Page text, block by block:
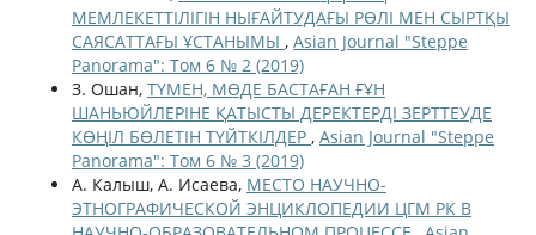
МЕМЛЕКЕТТІЛІГІН НЫҒАЙТУДАҒЫ РӨЛІ МЕН СЫРТҚЫ
САЯСАТТАҒЫ ҰСТАНЫМЫ , Asian Journal "Steppe
Panorama": Том 6 № 2 (2019)
З. Ошан, ТҮМЕН, МӨДЕ БАСТАҒАН ҒҰН
ШАНЬЮЙЛЕРІНЕ ҚАТЫСТЫ ДЕРЕКТЕРДІ ЗЕРТТЕУДЕ
КӨҢІЛ БӨЛЕТІН ТҮЙТКІЛДЕР , Asian Journal "Steppe
Panorama": Том 6 № 3 (2019)
А. Калыш, А. Исаева, МЕСТО НАУЧНО-
ЭТНОГРАФИЧЕСКОЙ ЭНЦИКЛОПЕДИИ ЦГМ РК В